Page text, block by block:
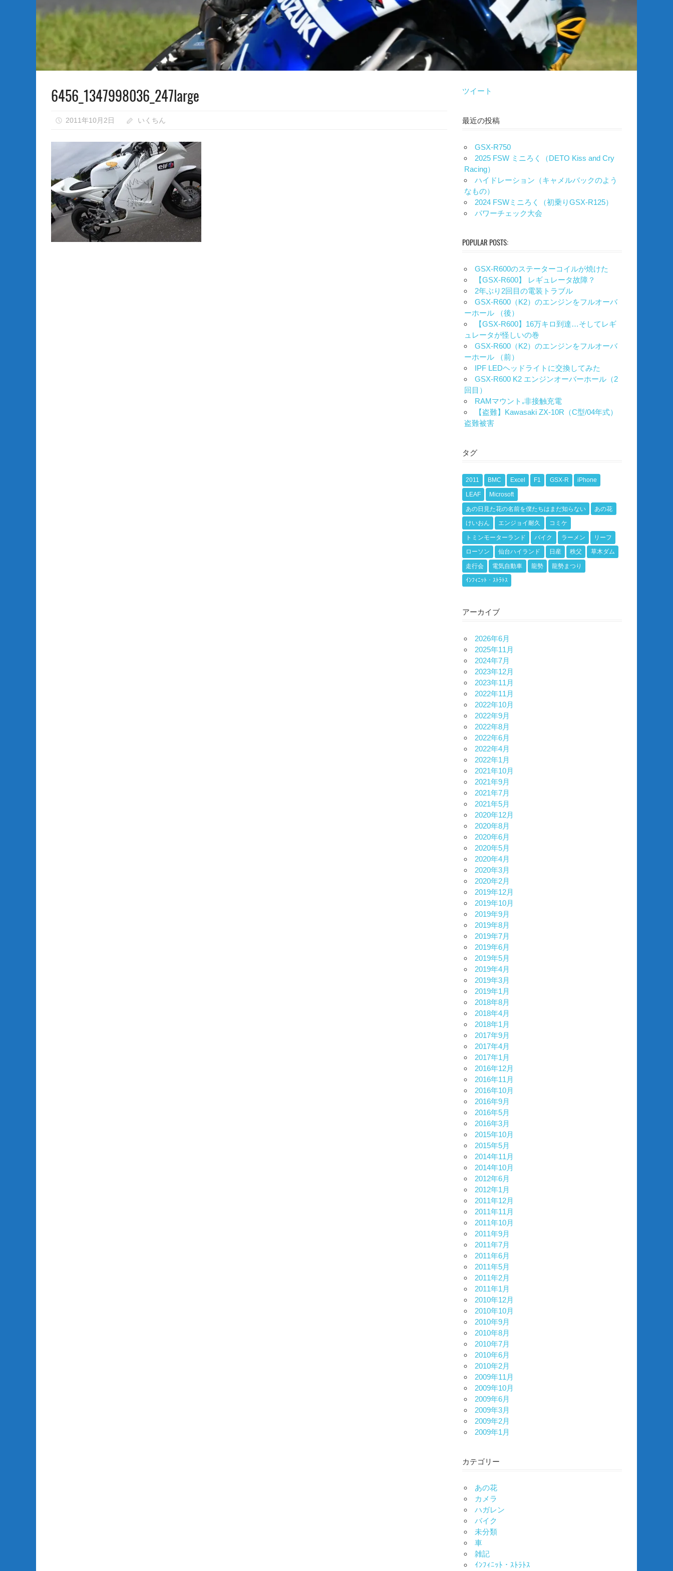
い）
6456_1347998036_247large
2011年10月2日 いくちん
ツイート
最近の投稿
GSX-R750
2025 FSW ミニろく（DETO Kiss and Cry
Racing）
ハイドレーション（キャメルバックのよう
なもの）
2024 FSWミニろく（初乗りGSX-R125）
パワーチェック大会
POPULAR POSTS:
GSX-R600のステーターコイルが焼けた
【GSX-R600】 レギュレータ故障？
2年ぶり2回目の電装トラブル
GSX-R600（K2）のエンジンをフルオーバ
ーホール （後）
【GSX-R600】16万キロ到達…そしてレギ
ュレータが怪しいの巻
GSX-R600（K2）のエンジンをフルオーバ
ーホール （前）
IPF LEDヘッドライトに交換してみた
GSX-R600 K2 エンジンオーバーホール（2
回目）
RAMマウント₊非接触充電
【盗難】Kawasaki ZX-10R（C型/04年式）
盗難被害
タグ
2011 BMC Excel F1 GSX-R iPhone
LEAF Microsoft
あの日見た花の名前を僕たちはまだ知らない あの花
けいおん エンジョイ耐久 コミケ
トミンモーターランド バイク ラーメン リーフ
ローソン 仙台ハイランド 日産 秩父 草木ダム
走行会 電気自動車 龍勢 龍勢まつり
ｲﾝﾌｨﾆｯﾄ・ｽﾄﾗﾄｽ
アーカイブ
2026年6月
2025年11月
2024年7月
2023年12月
2023年11月
2022年11月
2022年10月
2022年9月
2022年8月
2022年6月
2022年4月
2022年1月
2021年10月
2021年9月
2021年7月
2021年5月
2020年12月
2020年8月
2020年6月
2020年5月
2020年4月
2020年3月
2020年2月
2019年12月
2019年10月
2019年9月
2019年8月
2019年7月
2019年6月
2019年5月
2019年4月
2019年3月
2019年1月
2018年8月
2018年4月
2018年1月
2017年9月
2017年4月
2017年1月
2016年12月
2016年11月
2016年10月
2016年9月
2016年5月
2016年3月
2015年10月
2015年5月
2014年11月
2014年10月
2012年6月
2012年1月
2011年12月
2011年11月
2011年10月
2011年9月
2011年7月
2011年6月
2011年5月
2011年2月
2011年1月
2010年12月
2010年10月
2010年9月
2010年8月
2010年7月
2010年6月
2010年2月
2009年11月
2009年10月
2009年6月
2009年3月
2009年2月
2009年1月
カテゴリー
あの花
カメラ
ハガレン
バイク
未分類
車
雑記
ｲﾝﾌｨﾆｯﾄ・ｽﾄﾗﾄｽ